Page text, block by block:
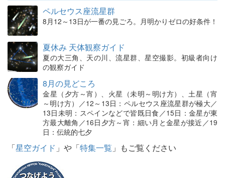
ペルセウス座流星群
8月12～13日が一番の見ごろ。月明かりゼロの好条件！
夏休み 天体観察ガイド
夏の大三角、天の川、流星群、星空撮影。初級者向け
の観察ガイド
8月の見どころ
金星（夕方～宵）、火星（未明～明け方）、土星（宵
～明け方）／12～13日：ペルセウス座流星群が極大／
13日未明：スペインなどで皆既日食／15日：金星が東
方最大離角／16日夕方～宵：細い月と金星が接近／19
日：伝統的七夕
「星空ガイド 」や「特集一覧 」もご覧ください